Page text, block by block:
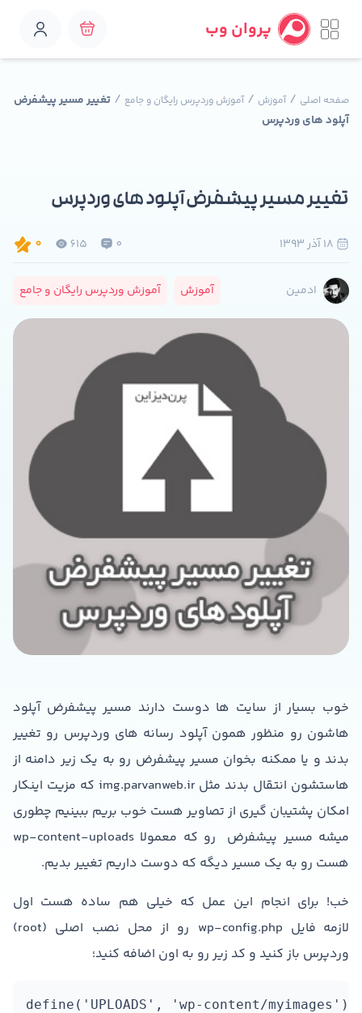
پروان وب
صفحه اصلی /آموزش /آموزش وردپرس رایگان و جامع / تغییر مسیر پیشفرض
آپلود های وردپرس
0
615
0
تغییر مسیر پیشفرض آپلود های وردپرس
ادمین آموزش آموزش وردپرس رایگان و جامع
خوب بسیار از سایت ها دوست دارند مسیر پیشفرض آپلود
هاشون رو منظور همون آپلود رسانه های وردپرس رو تغییر
بدند و یا ممکنه بخوان مسیر پیشفرض رو به یک زیر دامنه از
هاستشون انتقال بدند مثل img.parvanweb.ir که مزیت اینکار
امکان پشتیبان گیری از تصاویر هست خوب بریم ببینیم چطوری
میشه مسیر پیشفرض رو که معمولا wp-content-uploads
هست رو به یک مسیر دیگه که دوست داریم تغییر بدیم.
خب! برای انجام این عمل که خیلی هم ساده هست اول
لازمه فایل wp-config.php رو از محل نصب اصلی (root)
وردپرس باز کنید و کد زیر رو به اون اضافه کنید؛
define('UPLOADS', 'wp-content/myimages');